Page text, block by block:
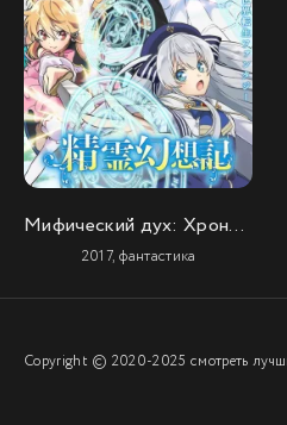
Мифический дух: Хроники
2017, фантастика
Copyright © 2020-2025 смотреть